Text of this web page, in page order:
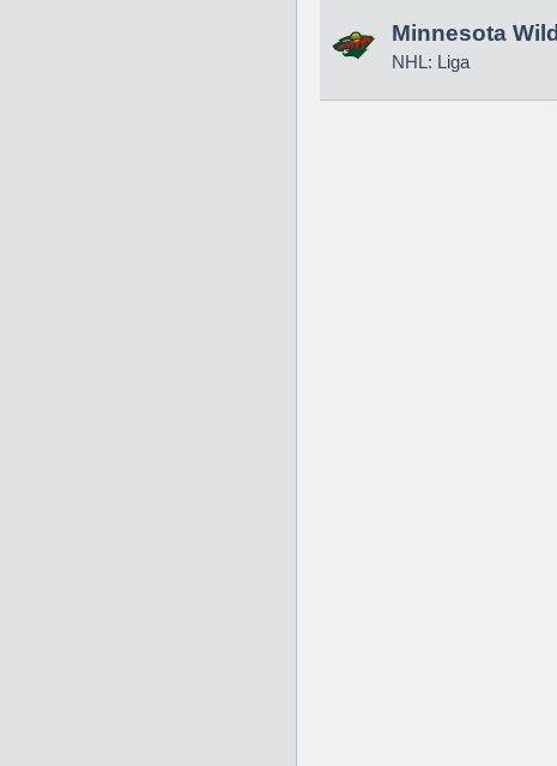
Minnesota Wild
NHL: Liga